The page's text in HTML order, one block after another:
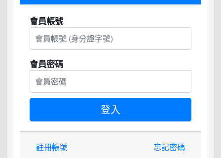
會員帳號
會員密碼
註冊帳號 忘記密碼